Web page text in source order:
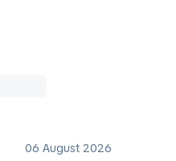
06 August 2026